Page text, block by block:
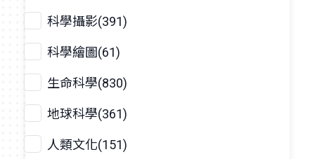
科學攝影(391)
科學繪圖(61)
生命科學(830)
地球科學(361)
人類文化(151)